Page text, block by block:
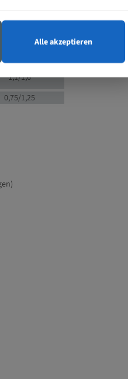
1,1/1,6
0,75/1,25
Alle akzeptieren